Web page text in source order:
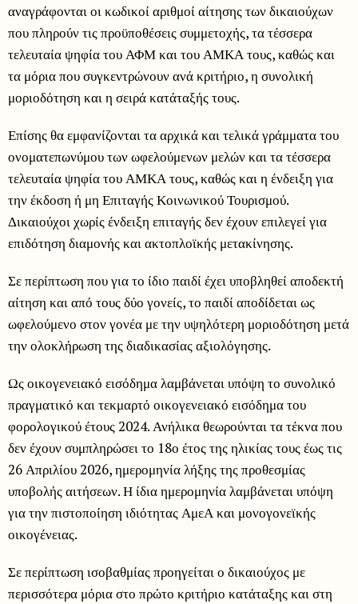
αναγράφονται οι κωδικοί αριθμοί αίτησης των δικαιούχων
που πληρούν τις προϋποθέσεις συμμετοχής, τα τέσσερα
τελευταία ψηφία του ΑΦΜ και του ΑΜΚΑ τους, καθώς και
τα μόρια που συγκεντρώνουν ανά κριτήριο, η συνολική
μοριοδότηση και η σειρά κατάταξής τους.
Επίσης θα εμφανίζονται τα αρχικά και τελικά γράμματα του
ονοματεπωνύμου των ωφελούμενων μελών και τα τέσσερα
τελευταία ψηφία του ΑΜΚΑ τους, καθώς και η ένδειξη για
την έκδοση ή μη Επιταγής Κοινωνικού Τουρισμού.
Δικαιούχοι χωρίς ένδειξη επιταγής δεν έχουν επιλεγεί για
επιδότηση διαμονής και ακτοπλοϊκής μετακίνησης.
Σε περίπτωση που για το ίδιο παιδί έχει υποβληθεί αποδεκτή
αίτηση και από τους δύο γονείς, το παιδί αποδίδεται ως
ωφελούμενο στον γονέα με την υψηλότερη μοριοδότηση μετά
την ολοκλήρωση της διαδικασίας αξιολόγησης.
Ως οικογενειακό εισόδημα λαμβάνεται υπόψη το συνολικό
πραγματικό και τεκμαρτό οικογενειακό εισόδημα του
φορολογικού έτους 2024. Ανήλικα θεωρούνται τα τέκνα που
δεν έχουν συμπληρώσει το 18ο έτος της ηλικίας τους έως τις
26 Απριλίου 2026, ημερομηνία λήξης της προθεσμίας
υποβολής αιτήσεων. Η ίδια ημερομηνία λαμβάνεται υπόψη
για την πιστοποίηση ιδιότητας ΑμεΑ και μονογονεϊκής
οικογένειας.
Σε περίπτωση ισοβαθμίας προηγείται ο δικαιούχος με
περισσότερα μόρια στο πρώτο κριτήριο κατάταξης και στη